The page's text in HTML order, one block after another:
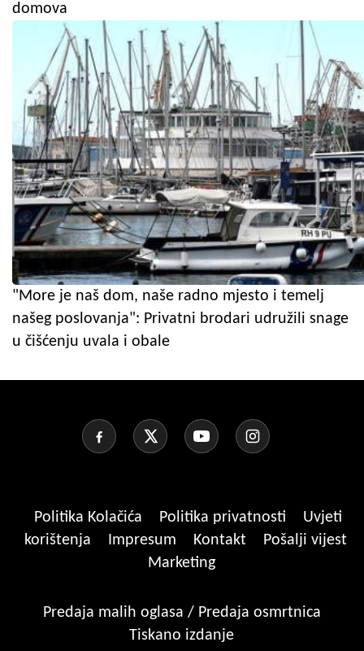
domova
"More je naš dom, naše radno mjesto i temelj
našeg poslovanja": Privatni brodari udružili snage
u čišćenju uvala i obale
Politika Kolačića Politika privatnosti
Uvjeti
korištenja
Impresum Kontakt
Pošalji vijest
Marketing
Predaja malih oglasa / Predaja osmrtnica
Tiskano izdanje